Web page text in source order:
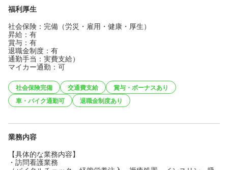
福利厚生
社会保険：完備（労災・雇用・健康・厚生）
昇給：有
賞与：有
退職金制度：有
通勤手当：実費支給）
マイカー通勤：可
社会保険完備 交通費支給
賞与・ボーナスあり
車・バイク通勤可
退職金制度あり
業務内容
【具体的な業務内容】
・訪問看護業務